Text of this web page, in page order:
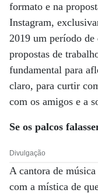
formato e na
Instagram,
2019 um período de
propostas de
fundamental para
claro, para curtir
com os amigos e a
Se os palcos
Divulgação
A cantora de
com a mística de